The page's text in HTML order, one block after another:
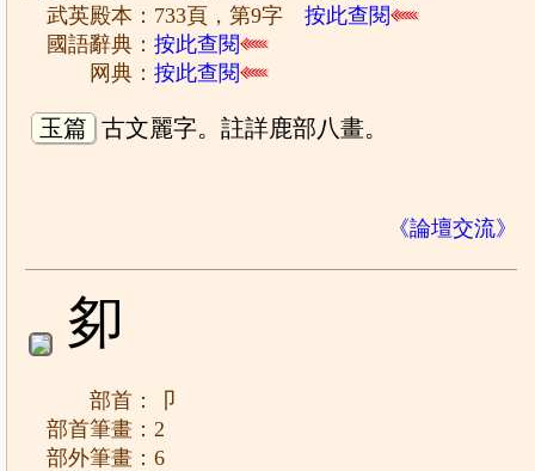
武英殿本：733頁，第9字按此查閱
國語辭典：按此查閱
网典：按此查閱
玉篇 古文麗字。註詳鹿部八畫。
《論壇交流》
卶
部首：卩
部首筆畫：2
部外筆畫：6